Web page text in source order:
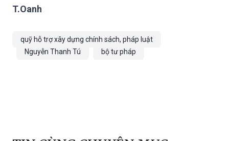
T.Oanh
quỹ hỗ trợ xây dựng chính sách, pháp luật
Nguyễn Thanh Tú
bộ tư pháp